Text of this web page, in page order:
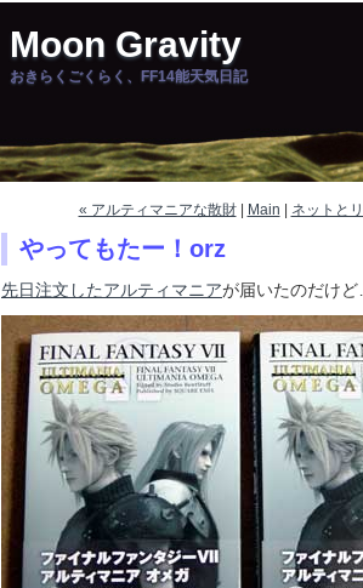
Moon Gravity
おきらくごくらく、FF14能天気日記
« アルティマニアな散財| Main ネットと
やってもたー！orz
先日注文したアルティマニアが届いたのだけ